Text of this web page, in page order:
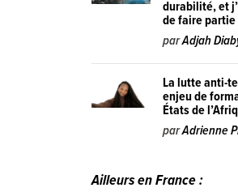
durabilité, et
de faire
parAdjah
La lutte anti-
enjeu de
États de
parAdrienne
Ailleurs en France :